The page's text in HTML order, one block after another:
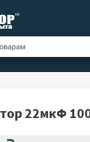
22мкФ